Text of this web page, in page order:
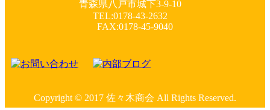
青森県八戸市城下3-9-10
TEL:0178-43-2632
FAX:0178-45-9040
Copyright © 2017 佐々木商会 All Rights Reserved.